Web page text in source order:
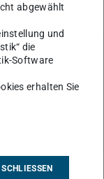
abgewählt
und
die
Software
erhalten Sie